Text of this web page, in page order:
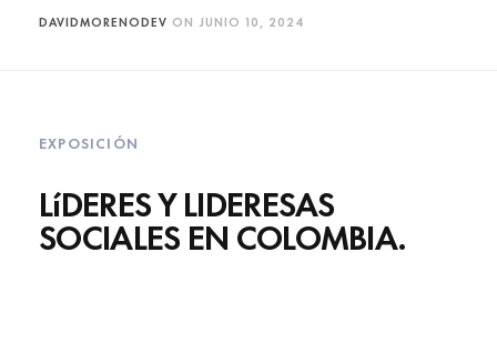
DAVIDMORENODEV ON JUNIO 10, 2024
EXPOSICIÓN
LíDERES Y LIDERESAS
SOCIALES EN COLOMBIA.